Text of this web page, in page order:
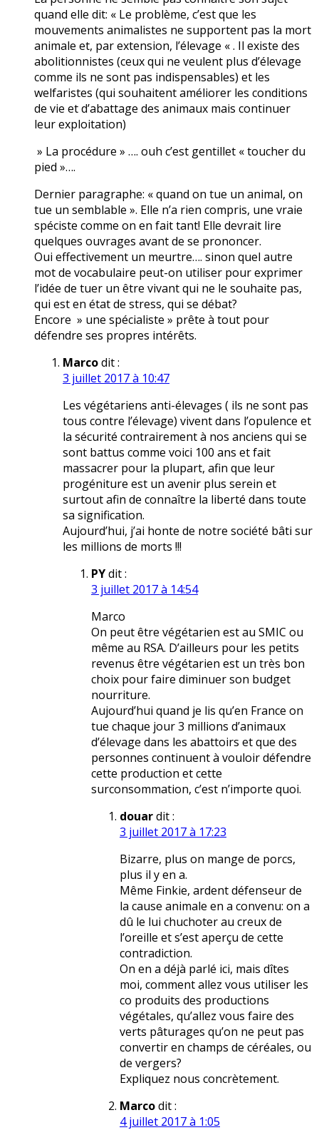
quand elle dit: « Le problème, c’est que les
mouvements animalistes ne supportent pas la mort
animale et, par extension, l’élevage « . Il existe des
abolitionnistes (ceux qui ne veulent plus d’élevage
comme ils ne sont pas indispensables) et les
welfaristes (qui souhaitent améliorer les conditions
de vie et d’abattage des animaux mais continuer
leur exploitation)
» La procédure » …. ouh c’est gentillet « toucher du
pied »….
Dernier paragraphe: « quand on tue un animal, on
tue un semblable ». Elle n’a rien compris, une vraie
spéciste comme on en fait tant! Elle devrait lire
quelques ouvrages avant de se prononcer.
Oui effectivement un meurtre…. sinon quel autre
mot de vocabulaire peut-on utiliser pour exprimer
l’idée de tuer un être vivant qui ne le souhaite pas,
qui est en état de stress, qui se débat?
Encore » une spécialiste » prête à tout pour
défendre ses propres intérêts.
Marcodit :
3 juillet 2017 à 10:47
Les végétariens anti-élevages ( ils ne sont pas
tous contre l’élevage) vivent dans l’opulence et
la sécurité contrairement à nos anciens qui se
sont battus comme voici 100 ans et fait
massacrer pour la plupart, afin que leur
progéniture est un avenir plus serein et
surtout afin de connaître la liberté dans toute
sa signification.
Aujourd’hui, j’ai honte de notre société bâti sur
les millions de morts !!!
PYdit :
3 juillet 2017 à 14:54
Marco
On peut être végétarien est au SMIC ou
même au RSA. D’ailleurs pour les petits
revenus être végétarien est un très bon
choix pour faire diminuer son budget
nourriture.
Aujourd’hui quand je lis qu’en France on
tue chaque jour 3 millions d’animaux
d’élevage dans les abattoirs et que des
personnes continuent à vouloir défendre
cette production et cette
surconsommation, c’est n’importe quoi.
douardit :
3 juillet 2017 à 17:23
Bizarre, plus on mange de porcs,
plus il y en a.
Même Finkie, ardent défenseur de
la cause animale en a convenu: on a
dû le lui chuchoter au creux de
l’oreille et s’est aperçu de cette
contradiction.
On en a déjà parlé ici, mais dîtes
moi, comment allez vous utiliser les
co produits des productions
végétales, qu’allez vous faire des
verts pâturages qu’on ne peut pas
convertir en champs de céréales, ou
de vergers?
Expliquez nous concrètement.
Marcodit :
4 juillet 2017 à 1:05